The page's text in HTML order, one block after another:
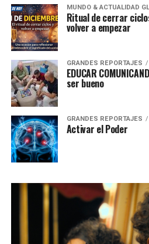
MUNDO & ACTUALIDAD
Ritual de cerrar
volver a empezar
GRANDES REPORTAJES
EDUCAR
ser bueno
GRANDES REPORTAJES
Activar el Poder